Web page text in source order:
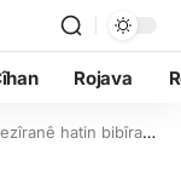
Rojava
Em ê aştî û civaka demokratîk ava bikin